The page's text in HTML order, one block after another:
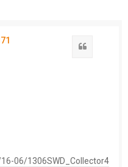
06/1306SWD_Collector4